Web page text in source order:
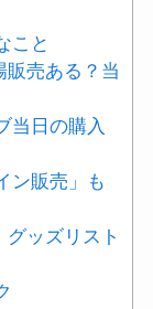
こと
売ある？当
当日の購入
ン販売」も
ッズリスト